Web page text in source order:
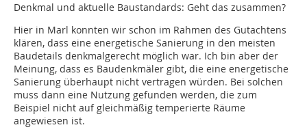
Denkmal und aktuelle Baustandards: Geht das zusammen?
Hier in Marl konnten wir schon im Rahmen des Gutachtens
klären, dass eine energetische Sanierung in den meisten
Baudetails denkmalgerecht möglich war. Ich bin aber der
Meinung, dass es Baudenkmäler gibt, die eine energetische
Sanierung überhaupt nicht vertragen würden. Bei solchen
muss dann eine Nutzung gefunden werden, die zum
Beispiel nicht auf gleichmäßig temperierte Räume
angewiesen ist.